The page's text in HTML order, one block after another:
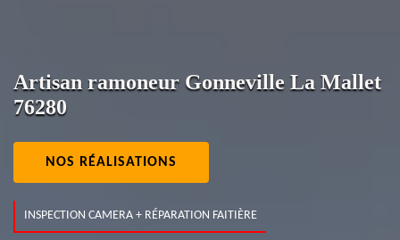
Artisan ramoneur Gonneville La Mallet
76280
NOS RÉALISATIONS
INSPECTION CAMERA + RÉPARATION FAITIÈRE